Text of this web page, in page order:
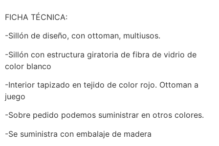
FICHA TÉCNICA:
-Sillón de diseño, con ottoman, multiusos.
-Sillón con estructura giratoria de fibra de vidrio de
color blanco
-Interior tapizado en tejido de color rojo. Ottoman a
juego
-Sobre pedido podemos suministrar en otros colores.
-Se suministra con embalaje de madera